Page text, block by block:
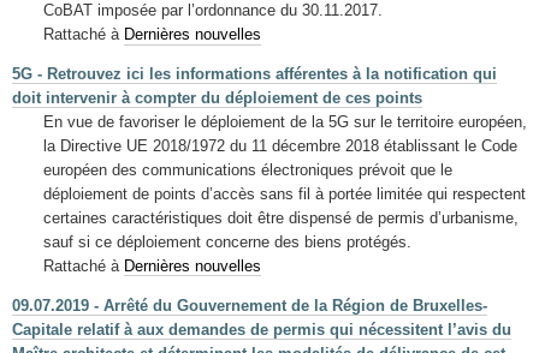
CoBAT imposée par l’ordonnance du 30.11.2017.
Rattaché à Dernières nouvelles
5G - Retrouvez ici les informations afférentes à la notification qui
doit intervenir à compter du déploiement de ces points
En vue de favoriser le déploiement de la 5G sur le territoire européen,
la Directive UE 2018/1972 du 11 décembre 2018 établissant le Code
européen des communications électroniques prévoit que le
déploiement de points d’accès sans fil à portée limitée qui respectent
certaines caractéristiques doit être dispensé de permis d’urbanisme,
sauf si ce déploiement concerne des biens protégés.
Rattaché à Dernières nouvelles
09.07.2019 - Arrêté du Gouvernement de la Région de Bruxelles-
Capitale relatif à aux demandes de permis qui nécessitent l’avis du